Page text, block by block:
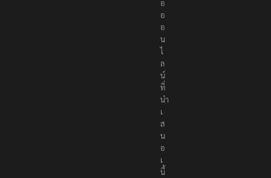
อ
อ
อ
น
ไ
ล
น์
ที่
นำ
เ
ส
น
อ
เ
นื้